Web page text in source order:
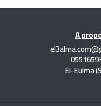
A
El-Eulma